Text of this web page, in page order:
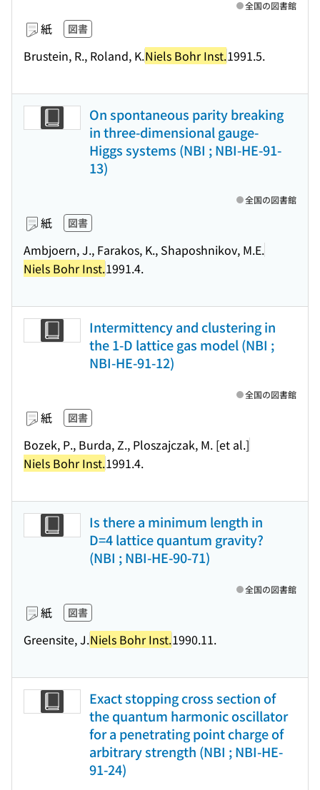
紙 図書
Brustein, R., Roland, K.Niels Bohr Inst.1991.5.
全国の図書館
On spontaneous parity breaking
in three-dimensional gauge-
Higgs systems (NBI ; NBI-HE-91-
13)
紙 図書
Ambjoern, J., Farakos, K., Shaposhnikov, M.E.
Niels Bohr Inst.1991.4.
全国の図書館
Intermittency and clustering in
the 1-D lattice gas model (NBI ;
NBI-HE-91-12)
紙 図書
Bozek, P., Burda, Z., Ploszajczak, M. [et al.]
Niels Bohr Inst.1991.4.
全国の図書館
Is there a minimum length in
D=4 lattice quantum gravity?
(NBI ; NBI-HE-90-71)
紙 図書
Greensite, J.Niels Bohr Inst.1990.11.
全国の図書館
Exact stopping cross section of
the quantum harmonic oscillator
for a penetrating point charge of
arbitrary strength (NBI ; NBI-HE-
91-24)